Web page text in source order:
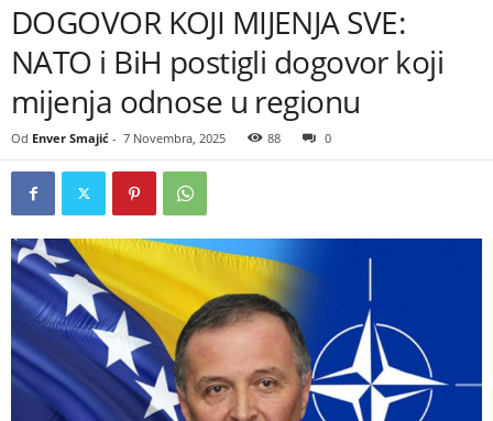
DOGOVOR KOJI MIJENJA SVE:
NATO i BiH postigli dogovor koji
mijenja odnose u regionu
Od Enver Smajić - 7 Novembra, 2025 88 0